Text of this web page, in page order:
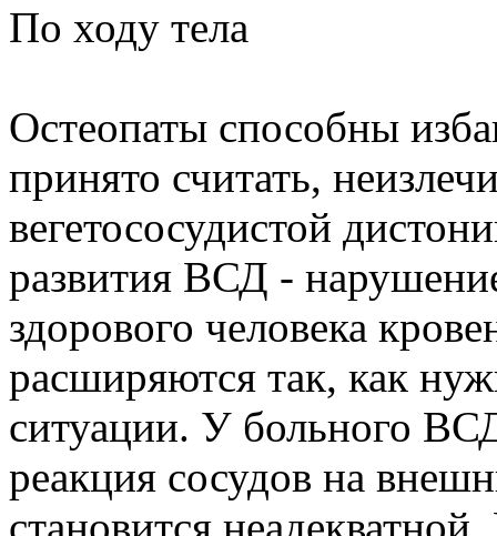
По ходу тела
Остеопаты способны
принято считать,
вегетососудистой
развития ВСД -
здорового человека
расширяются так, как
ситуации. У больного
реакция сосудов на